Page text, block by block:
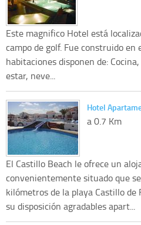
Este magnifico Hotel está
campo de golf. Fue construido en
habitaciones disponen de:
estar, neve...
Hotel
a 0.7 Km
El Castillo Beach le ofrece un
convenientemente situado que
kilómetros de la playa Castillo
su disposición agradables apart...